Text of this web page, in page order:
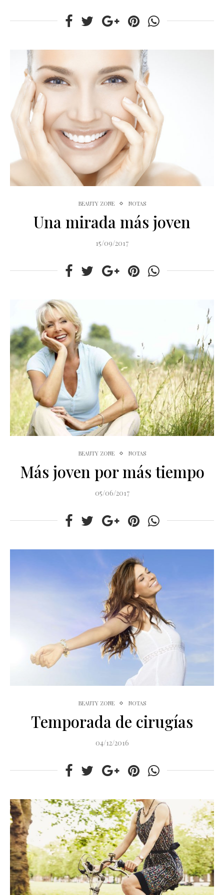
BEAUTY ZONE NOTAS
Una mirada más joven
15/09/2017
BEAUTY ZONE NOTAS
Más joven por más tiempo
05/06/2017
BEAUTY ZONE NOTAS
Temporada de cirugías
04/12/2016